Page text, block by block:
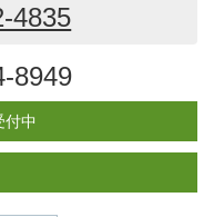
4835
8949
付中